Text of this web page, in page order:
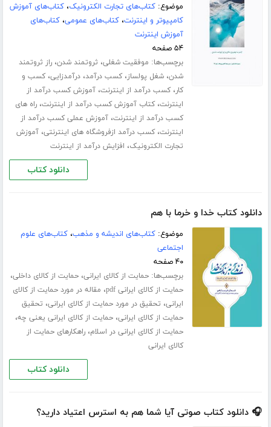
موضوع:کتاب‌های تجارت الکترونیک،کتاب‌های آموزش
کامپیوتر و اینترنت،کتاب‌های عمومی،کتاب‌های
آموزش اینترنت
۵۴ صفحه
برچسب‌ها: موفقیت شغلی، ثروتمند شدن،راز ثروتمند
شدن،شغل پولساز،کسب درآمد،درآمدزایی،کسب و
کار،کسب درآمد از اینترنت،آموزش کسب درآمد از
اینترنت،کتاب آموزش کسب درآمد از اینترنت،راه های
کسب درآمد از اینترنت،آموزش عملی کسب درآمد از
اینترنت،کسب درآمد ازفروشگاه های اینترنتی،آموزش
تجارت الکترونیک، افزایش درآمد از اینترنت
دانلود کتاب
دانلود کتاب خدا و خرما با هم
موضوع:کتاب‌های اندیشه و مذهب،کتاب‌های علوم
اجتماعی
۴۰ صفحه
برچسب‌ها:حمایت از کالای ایرانی،حمایت از کالای داخلی،
حمایت از کالای ایرانی pdf ، مقاله در مورد حمایت از کالای
ایرانی، تحقیق در مورد حمایت از کالای ایرانی، تحقیق
حمایت از کالای ایرانی،حمایت از کالای ایرانی یعنی چه،
حمایت از کالای ایرانی در اسلام،راهکارهای حمایت از
کالای ایرانی
دانلود کتاب
🎧 دانلود کتاب صوتی آیا شما هم به استرس اعتیاد دارید؟